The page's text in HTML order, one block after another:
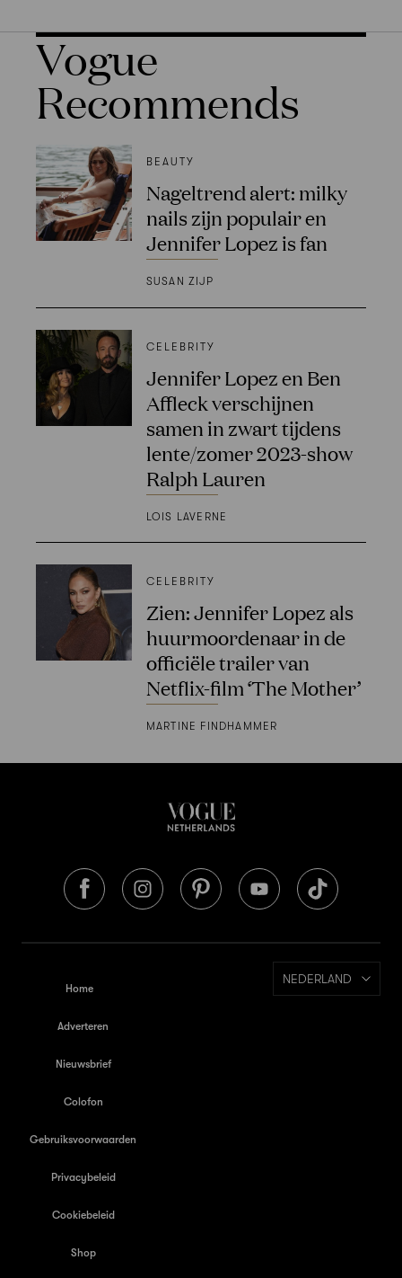
Vogue
Recommends
BEAUTY
Nageltrend alert: milky
nails zijn populair en
Jennifer Lopez is fan
SUSAN ZIJP
CELEBRITY
Jennifer Lopez en Ben
Affleck verschijnen
samen in zwart tijdens
lente/zomer 2023-show
Ralph Lauren
LOIS LAVERNE
CELEBRITY
Zien: Jennifer Lopez als
huurmoordenaar in de
officiële trailer van
Netflix-film ‘The Mother’
MARTINE FINDHAMMER
Home
Adverteren
Nieuwsbrief
Colofon
Gebruiksvoorwaarden
Privacybeleid
Cookiebeleid
Shop
NEDERLAND